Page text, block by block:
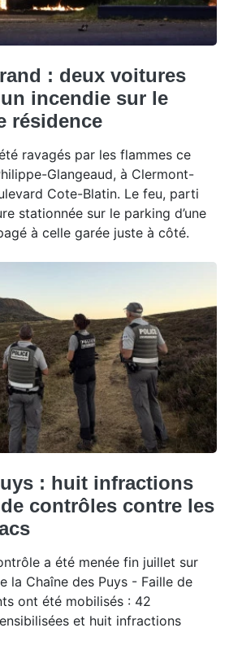
: deux voitures
incendie sur le
résidence
ravagés par les flammes ce
Glangeaud, à Clermont-
Cote-Blatin. Le feu, parti
stationnée sur le parking d’une
à celle garée juste à côté.
: huit infractions
contrôles contre les
a été menée fin juillet sur
la Chaîne des Puys - Faille de
ont été mobilisés : 42
et huit infractions